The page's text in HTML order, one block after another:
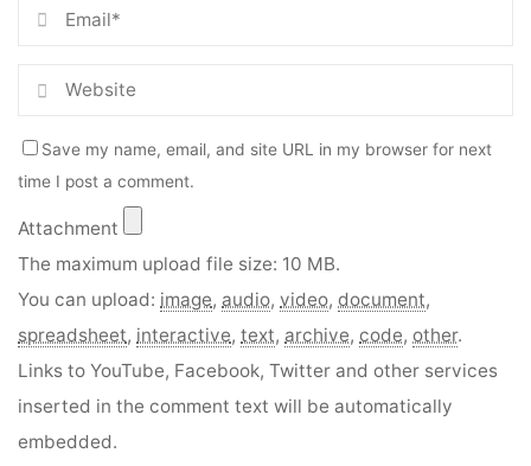
Save my name, email, and site URL in my browser for next
time I post a comment.
Attachment
The maximum upload file size: 10 MB.
You can upload: image,audio,video,document,
spreadsheet, interactive,text,archive,code,other.
Links to YouTube, Facebook, Twitter and other services
inserted in the comment text will be automatically
embedded.